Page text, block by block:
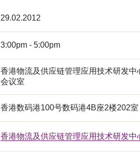
29.02.2012
3:00pm - 5:00pm
香港物流及供应链管理应用技术研发中
会议室
香港数码港100号数码港4B座2楼202室
香港物流及供应链管理应用技术研发中